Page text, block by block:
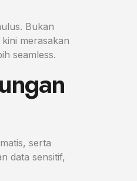
Bukan
merasakan
seamless.
serta
data sensitif,